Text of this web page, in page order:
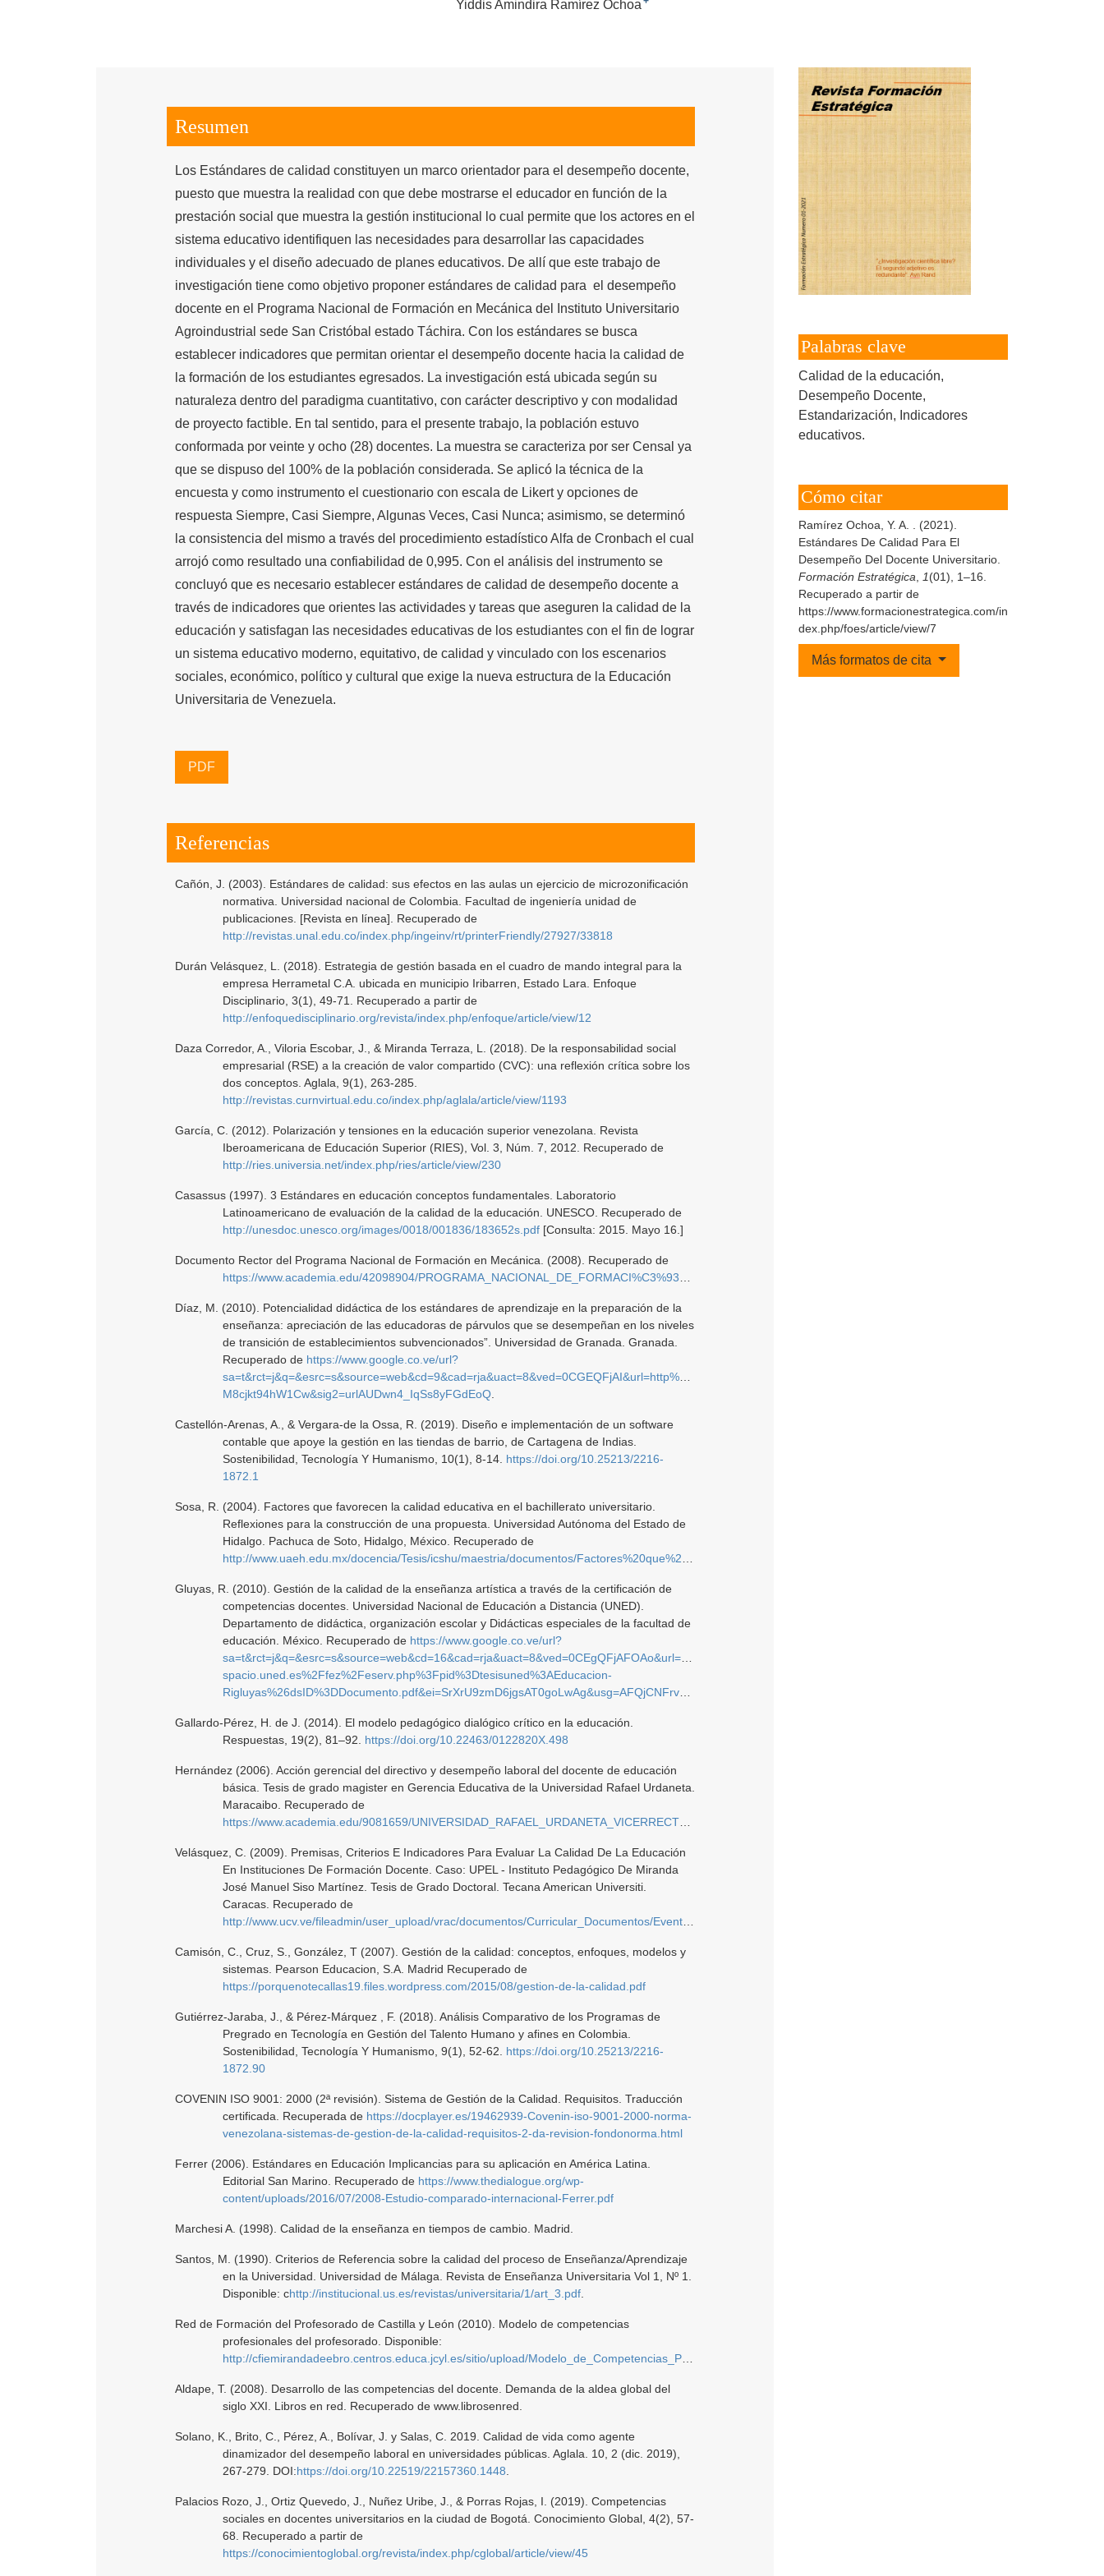
Yiddis Amindira Ramírez Ochoa
Palabras clave
Calidad de la educación,
Desempeño Docente,
Estandarización, Indicadores
educativos.
Cómo citar
Ramírez Ochoa, Y. A. . (2021).
Estándares De Calidad Para El
Desempeño Del Docente Universitario.
Formación Estratégica
1(01), 1–16.
Recuperado a partir de
https://www.formacionestrategica.com/in
dex.php/foes/article/view/7
Más formatos de cita
Resumen
Los Estándares de calidad constituyen un marco orientador para el desempeño docente,
puesto que muestra la realidad con que debe mostrarse el educador en función de la
prestación social que muestra la gestión institucional lo cual permite que los actores en el
sistema educativo identifiquen las necesidades para desarrollar las capacidades
individuales y el diseño adecuado de planes educativos. De allí que este trabajo de
investigación tiene como objetivo proponer estándares de calidad para el desempeño
docente en el Programa Nacional de Formación en Mecánica del Instituto Universitario
Agroindustrial sede San Cristóbal estado Táchira. Con los estándares se busca
establecer indicadores que permitan orientar el desempeño docente hacia la calidad de
la formación de los estudiantes egresados. La investigación está ubicada según su
naturaleza dentro del paradigma cuantitativo, con carácter descriptivo y con modalidad
de proyecto factible. En tal sentido, para el presente trabajo, la población estuvo
conformada por veinte y ocho (28) docentes. La muestra se caracteriza por ser Censal ya
que se dispuso del 100% de la población considerada. Se aplicó la técnica de la
encuesta y como instrumento el cuestionario con escala de Likert y opciones de
respuesta Siempre, Casi Siempre, Algunas Veces, Casi Nunca; asimismo, se determinó
la consistencia del mismo a través del procedimiento estadístico Alfa de Cronbach el cual
arrojó como resultado una confiabilidad de 0,995. Con el análisis del instrumento se
concluyó que es necesario establecer estándares de calidad de desempeño docente a
través de indicadores que orientes las actividades y tareas que aseguren la calidad de la
educación y satisfagan las necesidades educativas de los estudiantes con el fin de lograr
un sistema educativo moderno, equitativo, de calidad y vinculado con los escenarios
sociales, económico, político y cultural que exige la nueva estructura de la Educación
Universitaria de Venezuela.
PDF
Referencias
Cañón, J. (2003). Estándares de calidad: sus efectos en las aulas un ejercicio de microzonificación
normativa. Universidad nacional de Colombia. Facultad de ingeniería unidad de
publicaciones. [Revista en línea]. Recuperado de
http://revistas.unal.edu.co/index.php/ingeinv/rt/printerFriendly/27927/33818
Durán Velásquez, L. (2018). Estrategia de gestión basada en el cuadro de mando integral para la
empresa Herrametal C.A. ubicada en municipio Iribarren, Estado Lara. Enfoque
Disciplinario, 3(1), 49-71. Recuperado a partir de
http://enfoquedisciplinario.org/revista/index.php/enfoque/article/view/12
Daza Corredor, A., Viloria Escobar, J., & Miranda Terraza, L. (2018). De la responsabilidad social
empresarial (RSE) a la creación de valor compartido (CVC): una reflexión crítica sobre los
dos conceptos. Aglala, 9(1), 263-285.
http://revistas.curnvirtual.edu.co/index.php/aglala/article/view/1193
García, C. (2012). Polarización y tensiones en la educación superior venezolana. Revista
Iberoamericana de Educación Superior (RIES), Vol. 3, Núm. 7, 2012. Recuperado de
http://ries.universia.net/index.php/ries/article/view/230
Casassus (1997). 3 Estándares en educación conceptos fundamentales. Laboratorio
Latinoamericano de evaluación de la calidad de la educación. UNESCO. Recuperado de
http://unesdoc.unesco.org/images/0018/001836/183652s.pdf[Consulta: 2015. Mayo 16.]
Documento Rector del Programa Nacional de Formación en Mecánica. (2008). Recuperado de
https://www.academia.edu/42098904/PROGRAMA_NACIONAL_DE_FORMACI%C3%93N_EN_MEC%C3%81NICA
Díaz, M. (2010). Potencialidad didáctica de los estándares de aprendizaje en la preparación de la
enseñanza: apreciación de las educadoras de párvulos que se desempeñan en los niveles
de transición de establecimientos subvencionados”. Universidad de Granada. Granada.
Recuperado de https://www.google.co.ve/url?
M8cjkt94hW1Cw&sig2=urlAUDwn4_IqSs8yFGdEoQ.
Castellón-Arenas, A., & Vergara-de la Ossa, R. (2019). Diseño e implementación de un software
contable que apoye la gestión en las tiendas de barrio, de Cartagena de Indias.
Sostenibilidad, Tecnología Y Humanismo, 10(1), 8-14. https://doi.org/10.25213/2216-
1872.1
Sosa, R. (2004). Factores que favorecen la calidad educativa en el bachillerato universitario.
Reflexiones para la construcción de una propuesta. Universidad Autónoma del Estado de
Hidalgo. Pachuca de Soto, Hidalgo, México. Recuperado de
http://www.uaeh.edu.mx/docencia/Tesis/icshu/maestria/documentos/Factores%20que%20favorecen%20la%20calidad.pdf
Gluyas, R. (2010). Gestión de la calidad de la enseñanza artística a través de la certificación de
competencias docentes. Universidad Nacional de Educación a Distancia (UNED).
Departamento de didáctica, organización escolar y Didácticas especiales de la facultad de
educación. México. Recuperado de https://www.google.co.ve/url?
sa=t&rct=j&q=&esrc=s&source=web&cd=16&cad=rja&uact=8&ved=0CEgQFjAFOAo&url=http%3A%2F%2Fe-
spacio.uned.es%2Ffez%2Feserv.php%3Fpid%3Dtesisuned%3AEducacion-
Rigluyas%26dsID%3DDocumento.pdf&ei=SrXrU9zmD6jgsAT0goLwAg&usg=AFQjCNFrv8fUJHDlIVBkNb1drEo9__Gk0g&sig2=fNfzIUXMoQCk8o4rZz0LSA
Gallardo-Pérez, H. de J. (2014). El modelo pedagógico dialógico crítico en la educación.
Respuestas, 19(2), 81–92. https://doi.org/10.22463/0122820X.498
Hernández (2006). Acción gerencial del directivo y desempeño laboral del docente de educación
básica. Tesis de grado magister en Gerencia Educativa de la Universidad Rafael Urdaneta.
Maracaibo. Recuperado de
https://www.academia.edu/9081659/UNIVERSIDAD_RAFAEL_URDANETA_VICERRECTORADO_ACAD%C3%89MICO_DECANATO_DE_POSTGRADO_E_INVESTIGACI%C3%93N
Velásquez, C. (2009). Premisas, Criterios E Indicadores Para Evaluar La Calidad De La Educación
En Instituciones De Formación Docente. Caso: UPEL - Instituto Pedagógico De Miranda
José Manuel Siso Martínez. Tesis de Grado Doctoral. Tecana American Universiti.
Caracas. Recuperado de
http://www.ucv.ve/fileadmin/user_upload/vrac/documentos/Curricular_Documentos/Evento/Ponencias_6/velasquez_de_zapata_carmen.pdf
Camisón, C., Cruz, S., González, T (2007). Gestión de la calidad: conceptos, enfoques, modelos y
sistemas. Pearson Educacion, S.A. Madrid Recuperado de
https://porquenotecallas19.files.wordpress.com/2015/08/gestion-de-la-calidad.pdf
Gutiérrez-Jaraba, J., & Pérez-Márquez , F. (2018). Análisis Comparativo de los Programas de
Pregrado en Tecnología en Gestión del Talento Humano y afines en Colombia.
Sostenibilidad, Tecnología Y Humanismo, 9(1), 52-62. https://doi.org/10.25213/2216-
1872.90
COVENIN ISO 9001: 2000 (2ª revisión). Sistema de Gestión de la Calidad. Requisitos. Traducción
certificada. Recuperada de https://docplayer.es/19462939-Covenin-iso-9001-2000-norma-
venezolana-sistemas-de-gestion-de-la-calidad-requisitos-2-da-revision-fondonorma.html
Ferrer (2006). Estándares en Educación Implicancias para su aplicación en América Latina.
Editorial San Marino. Recuperado de https://www.thedialogue.org/wp-
content/uploads/2016/07/2008-Estudio-comparado-internacional-Ferrer.pdf
Marchesi A. (1998). Calidad de la enseñanza en tiempos de cambio. Madrid.
Santos, M. (1990). Criterios de Referencia sobre la calidad del proceso de Enseñanza/Aprendizaje
en la Universidad. Universidad de Málaga. Revista de Enseñanza Universitaria Vol 1, Nº 1.
Disponible: chttp://institucional.us.es/revistas/universitaria/1/art_3.pdf.
Red de Formación del Profesorado de Castilla y León (2010). Modelo de competencias
profesionales del profesorado. Disponible:
http://cfiemirandadeebro.centros.educa.jcyl.es/sitio/upload/Modelo_de_Competencias_Profesionales_del_Profesorado.pdf
Aldape, T. (2008). Desarrollo de las competencias del docente. Demanda de la aldea global del
siglo XXI. Libros en red. Recuperado de www.librosenred.
Solano, K., Brito, C., Pérez, A., Bolívar, J. y Salas, C. 2019. Calidad de vida como agente
dinamizador del desempeño laboral en universidades públicas. Aglala. 10, 2 (dic. 2019),
267-279. DOI:https://doi.org/10.22519/22157360.1448.
Palacios Rozo, J., Ortiz Quevedo, J., Nuñez Uribe, J., & Porras Rojas, I. (2019). Competencias
sociales en docentes universitarios en la ciudad de Bogotá. Conocimiento Global, 4(2), 57-
68. Recuperado a partir de
https://conocimientoglobal.org/revista/index.php/cglobal/article/view/45